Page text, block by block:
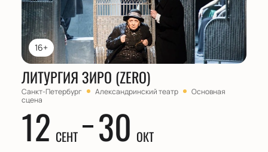
16+
ЛИТУРГИЯ ЗИРО (ZERO)
Санкт-Петербург Александринский театр
Основная
сцена
12 СЕНТ 30 ОКТ